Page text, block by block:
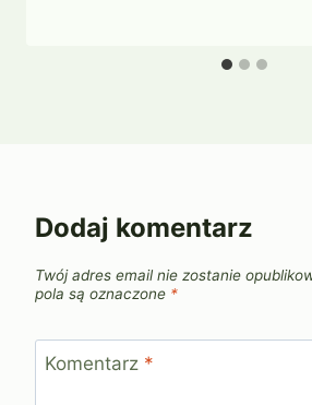
Dodaj komentarz
Twój adres email nie zostanie
pola są oznaczone *
Komentarz *